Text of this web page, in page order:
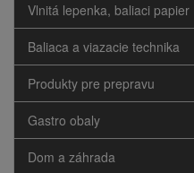
Vlnitá lepenka, baliaci papier
Baliaca a viazacie technika
Produkty pre prepravu
Gastro obaly
Dom a záhrada